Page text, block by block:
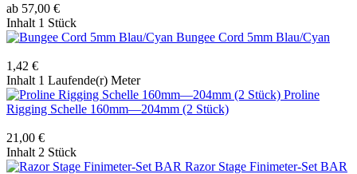
ab 57,00 €
Inhalt 1 Stück
Bungee Cord 5mm Blau/Cyan
1,42 €
Inhalt 1 Laufende(r) Meter
Proline
Rigging Schelle 160mm—204mm (2 Stück)
21,00 €
Inhalt 2 Stück
Razor Stage Finimeter-Set BAR